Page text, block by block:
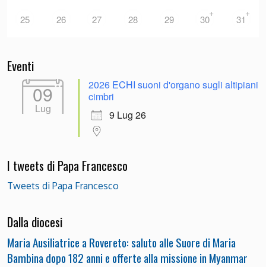
25 26 27 28 29 30
+
31
+
Eventi
09
Lug
2026 ECHI suoni d'organo sugli altipiani
cimbri
9 Lug 26
I tweets di Papa Francesco
Tweets di Papa Francesco
Dalla diocesi
Maria Ausiliatrice a Rovereto: saluto alle Suore di Maria
Bambina dopo 182 anni e offerte alla missione in Myanmar